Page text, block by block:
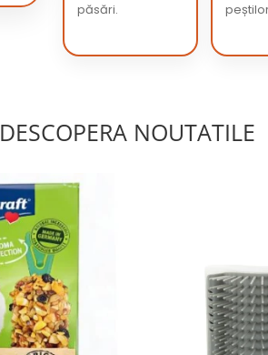
păsări.
DESCOPERA NOUTATILE